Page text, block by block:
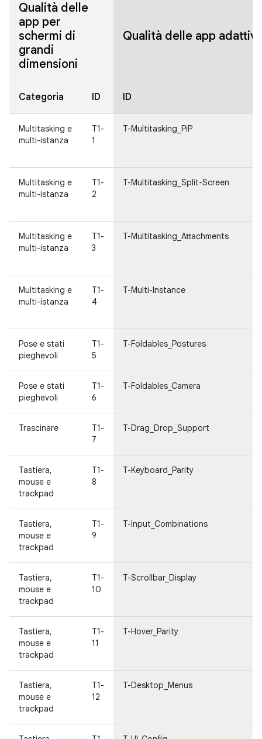
Qualità delle
app per
schermi di
grandi
dimensioni
Qualità delle app
Categoria ID ID
Multitasking e
multi-istanza
T1-
1
T-Multitasking_PiP
Multitasking e
multi-istanza
T1-
2
T-Multitasking_Split-Screen
Multitasking e
multi-istanza
T1-
3
T-Multitasking_Attachments
Multitasking e
multi-istanza
T1-
4
T-Multi-Instance
Pose e stati
pieghevoli
T1-
5
T-Foldables_Postures
Pose e stati
pieghevoli
T1-
6
T-Foldables_Camera
Trascinare
T1-
7
T-Drag_Drop_Support
Tastiera,
mouse e
trackpad
T1-
8
T-Keyboard_Parity
Tastiera,
mouse e
trackpad
T1-
9
T-Input_Combinations
Tastiera,
mouse e
trackpad
T1-
10
T-Scrollbar_Display
Tastiera,
mouse e
trackpad
T1-
11
T-Hover_Parity
Tastiera,
mouse e
trackpad
T1-
12
T-Desktop_Menus